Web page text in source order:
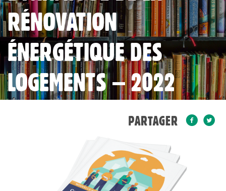
RÉNOVATION
ÉNERGÉTIQUE DES
LOGEMENTS – 2022
PARTAGER